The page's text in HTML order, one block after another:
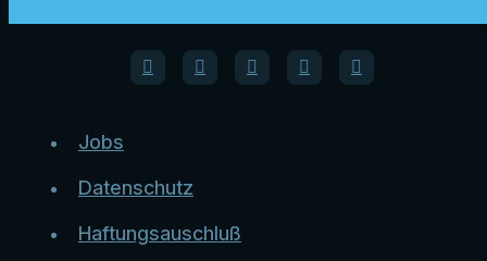
Jobs
Datenschutz
Haftungsauschluß